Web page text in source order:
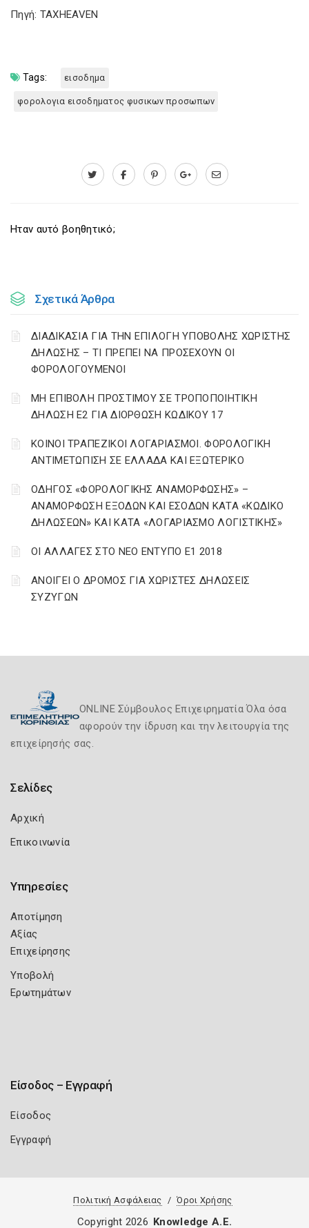
Πηγή: TAXHEAVEN
Tags: εισοδημα
φορολογια εισοδηματος φυσικων προσωπων
Ηταν αυτό βοηθητικό;
Σχετικά Άρθρα
ΔΙΑΔΙΚΑΣΙΑ ΓΙΑ ΤΗΝ ΕΠΙΛΟΓΗ ΥΠΟΒΟΛΗΣ ΧΩΡΙΣΤΗΣ
ΔΗΛΩΣΗΣ – ΤΙ ΠΡΕΠΕΙ ΝΑ ΠΡΟΣΕΧΟΥΝ ΟΙ
ΦΟΡΟΛΟΓΟΥΜΕΝΟΙ
ΜΗ ΕΠΙΒΟΛΗ ΠΡΟΣΤΙΜΟΥ ΣΕ ΤΡΟΠΟΠΟΙΗΤΙΚΗ
ΔΗΛΩΣΗ Ε2 ΓΙΑ ΔΙΟΡΘΩΣΗ ΚΩΔΙΚΟΥ 17
ΚΟΙΝΟΙ ΤΡΑΠΕΖΙΚΟΙ ΛΟΓΑΡΙΑΣΜΟΙ. ΦΟΡΟΛΟΓΙΚΗ
ΑΝΤΙΜΕΤΩΠΙΣΗ ΣΕ ΕΛΛΑΔΑ ΚΑΙ ΕΞΩΤΕΡΙΚΟ
ΟΔΗΓΟΣ «ΦΟΡΟΛΟΓΙΚΗΣ ΑΝΑΜΟΡΦΩΣΗΣ» –
ΑΝΑΜΟΡΦΩΣΗ ΕΞΟΔΩΝ ΚΑΙ ΕΣΟΔΩΝ ΚΑΤΑ «ΚΩΔΙΚΟ
ΔΗΛΩΣΕΩΝ» ΚΑΙ ΚΑΤΑ «ΛΟΓΑΡΙΑΣΜΟ ΛΟΓΙΣΤΙΚΗΣ»
ΟΙ ΑΛΛΑΓΕΣ ΣΤΟ ΝΕΟ ΕΝΤΥΠΟ Ε1 2018
ΑΝΟΙΓΕΙ Ο ΔΡΟΜΟΣ ΓΙΑ ΧΩΡΙΣΤΕΣ ΔΗΛΩΣΕΙΣ
ΣΥΖΥΓΩΝ
ONLINE Σύμβουλος Επιχειρηματία Όλα όσα
αφορούν την ίδρυση και την λειτουργία της
επιχείρησής σας.
Σελίδες
Αρχική
Επικοινωνία
Υπηρεσίες
Αποτίμηση
Αξίας
Επιχείρησης
Υποβολή
Ερωτημάτων
Είσοδος – Εγγραφή
Είσοδος
Εγγραφή
Πολιτική Ασφάλειας Όροι Χρήσης
Copyright 2026 Knowledge A.E.